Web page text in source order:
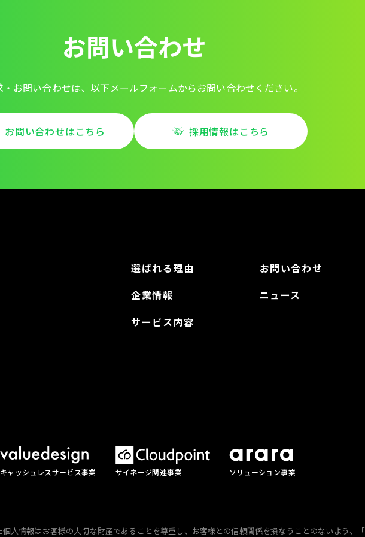
お問い合わせ
お問い合わせは、以下メールフォームからお問い合わせください。
お問い合わせはこちら 採用情報はこちら
選ばれる理由
企業情報
サービス内容
お問い合わせ
ニュース
キャッシュレスサービス事業 サイネージ関連事業 ソリューション事業
人情報はお客様の大切な財産であることを尊重し、お客様との信頼関係を損なうことのないよう、「